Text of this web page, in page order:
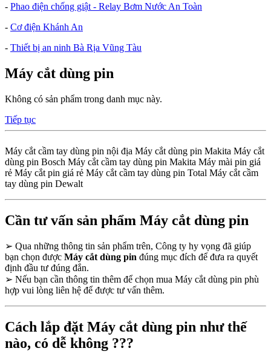
- Phao điện chống giật - Relay Bơm Nước An Toàn
- Cơ điện Khánh An
- Thiết bị an ninh Bà Rịa Vũng Tàu
Máy cắt dùng pin
Không có sản phẩm trong danh mục này.
Tiếp tục
Máy cắt cầm tay dùng pin nội địa Máy cắt dùng pin Makita Máy cắt
dùng pin Bosch Máy cắt cầm tay dùng pin Makita Máy mài pin giá
rẻ Máy cắt pin giá rẻ Máy cắt cầm tay dùng pin Total Máy cắt cầm
tay dùng pin Dewalt
Cần tư vấn sản phẩm Máy cắt dùng pin
➢ Qua những thông tin sản phẩm trên, Công ty hy vọng đã giúp
bạn chọn được Máy cắt dùng pin đúng mục đích để đưa ra quyết
định đầu tư đúng đắn.
➢ Nếu bạn cần thông tin thêm để chọn mua Máy cắt dùng pin phù
hợp vui lòng liên hệ để được tư vấn thêm.
Cách lắp đặt Máy cắt dùng pin như thế
nào, có dễ không ???